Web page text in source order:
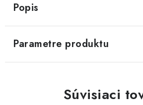
Popis
Parametre produktu
Súvisiaci